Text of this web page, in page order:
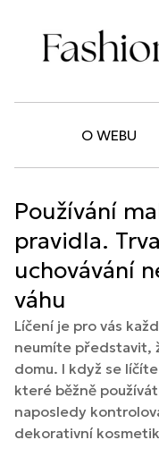
O WEBU
Používání
pravidla.
uchovávání
váhu
Líčení je pro vás
neumíte představit,
domu. I když se
které běžně
naposledy
dekorativní